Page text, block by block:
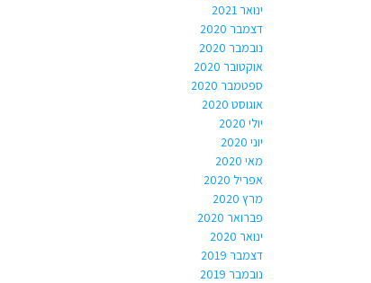
ינואר 2021
דצמבר 2020
נובמבר 2020
אוקטובר 2020
ספטמבר 2020
אוגוסט 2020
יולי 2020
יוני 2020
מאי 2020
אפריל 2020
מרץ 2020
פברואר 2020
ינואר 2020
דצמבר 2019
נובמבר 2019